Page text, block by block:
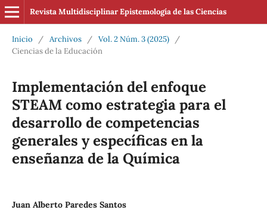
Revista Multidisciplinar Epistemología de las Ciencias
Inicio / Archivos / Vol. 2 Núm. 3 (2025)
/
Ciencias de la Educación
Implementación del enfoque
STEAM como estrategia para el
desarrollo de competencias
generales y específicas en la
enseñanza de la Química
Juan Alberto Paredes Santos